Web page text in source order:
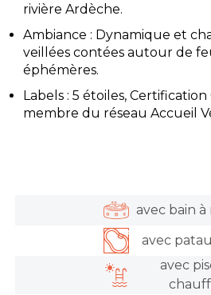
rivière Ardèche.
Ambiance : Dynamique et
veillées contées autour de
éphémères.
Labels : 5 étoiles,
membre du réseau Accueil
avec bain
avec
avec